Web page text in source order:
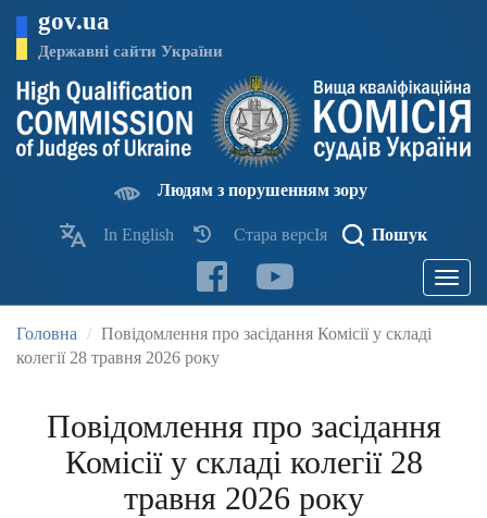
основного
матеріалу
gov.ua
Державні сайти України
Людям з порушенням зору
In English Стара версІя Пошук
Toggle
Головна
Повідомлення про засідання Комісії у складі
колегії 28 травня 2026 року
Повідомлення про засідання
Комісії у складі колегії 28
травня 2026 року